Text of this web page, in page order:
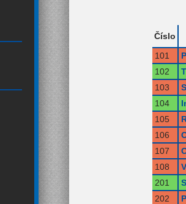
Číslo
101
102
103
104
105
106
107
108
201
202